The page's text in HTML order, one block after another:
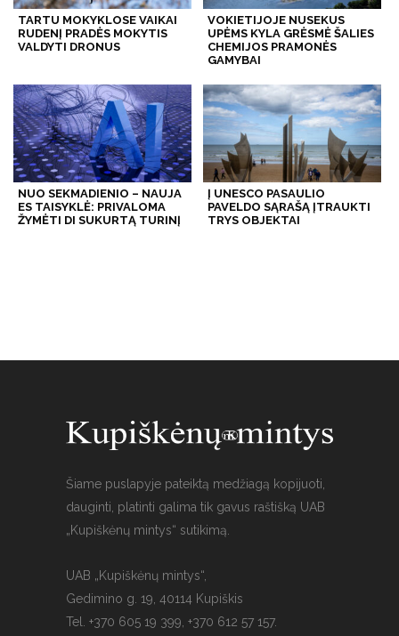
TARTU MOKYKLOSE VAIKAI
RUDENĮ PRADĖS MOKYTIS
VALDYTI DRONUS
VOKIETIJOJE NUSEKUS
UPĖMS KYLA GRĖSMĖ ŠALIES
CHEMIJOS PRAMONĖS
GAMYBAI
NUO SEKMADIENIO – NAUJA
ES TAISYKLĖ: PRIVALOMA
ŽYMĖTI DI SUKURTĄ TURINĮ
Į UNESCO PASAULIO
PAVELDO SĄRAŠĄ ĮTRAUKTI
TRYS OBJEKTAI
Šiame puslapyje pateiktą medžiagą kopijuoti,
dauginti, platinti galima tik gavus raštišką UAB
„Kupiškėnų mintys“ sutikimą.
UAB „Kupiškėnų mintys“,
Gedimino g. 19, 40114 Kupiškis
Tel. +370 605 19 399, +370 612 57 157.